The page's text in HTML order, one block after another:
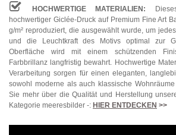
HOCHWERTIGE MATERIALIEN:
hochwertiger Giclée-Druck auf Premium Fine Art
g/m² reproduziert, die ausgewählt wurde, um
und die Leuchtkraft des Motivs optimal zur
Oberfläche wird mit einem schützenden
Farbbrillanz langfristig bewahrt. Hochwertige
Verarbeitung sorgen für einen eleganten,
sowohl moderne als auch klassische
Sie mehr über die Qualität und Herstellung
Kategorie meeresbilder -: HIER ENTDECKEN >>